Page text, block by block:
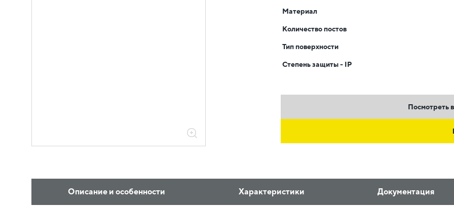
Материал
Количество постов
Тип поверхности
Степень защиты - IP
Посмотреть
Описание и особенности Характеристики Документация